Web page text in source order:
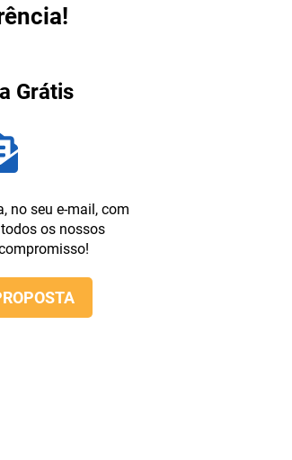
Grátis
no seu e-mail, com
os nossos